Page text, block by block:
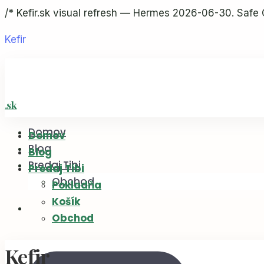
/* Kefir.sk visual refresh — Hermes 2026-06-30. Safe
Kefir
Domov
Blog
Predaj Tibi
Obchod
Domov
Blog
Predaj Tibi
Pokladňa
Košík
Obchod
Kefir